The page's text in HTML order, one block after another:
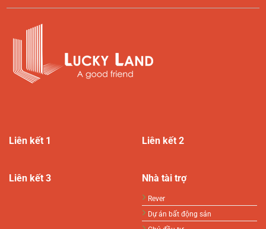
Liên kết 1 Liên kết 2
Liên kết 3 Nhà tài trợ
Rever
Dự án bất động sản